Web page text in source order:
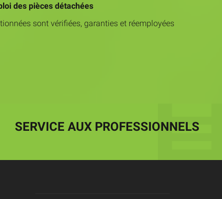
des pièces détachées
sont vérifiées, garanties et réemployées
SERVICE AUX PROFESSIONNELS